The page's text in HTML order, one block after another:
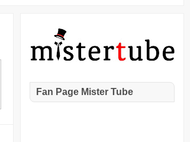
Fan Page Mister Tube